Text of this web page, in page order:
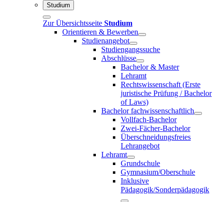
Studium
Zur Übersichtsseite Studium
Orientieren & Bewerben
Studienangebot
Studiengangssuche
Abschlüsse
Bachelor & Master
Lehramt
Rechtswissenschaft (Erste
juristische Prüfung / Bachelor
of Laws)
Bachelor fachwissenschaftlich
Vollfach-Bachelor
Zwei-Fächer-Bachelor
Überschneidungsfreies
Lehrangebot
Lehramt
Grundschule
Gymnasium/Oberschule
Inklusive
Pädagogik/Sonderpädagogik